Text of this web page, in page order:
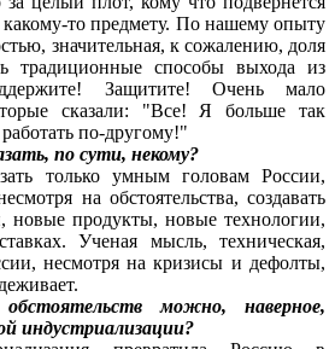
то предмету. По нашему опыту
значительная, к сожалению, доля
традиционные способы выхода из
Защитите! Очень мало
сказали: "Все! Я больше так
работать по-другому!"
по сути, некому?
только умным головам России,
на обстоятельства, создавать
новые продукты, новые технологии,
Ученая мысль, техническая,
несмотря на кризисы и дефолты,
можно, наверное,
индустриализации?